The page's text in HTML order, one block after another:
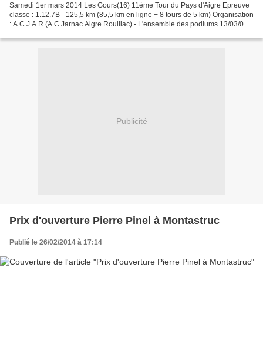
Samedi 1er mars 2014 Les Gours(16) 11ème Tour du Pays d'Aigre Epreuve
classe : 1.12.7B - 125,5 km (85,5 km en ligne + 8 tours de 5 km) Organisation
: A.C.J.A.R (A.C.Jarnac Aigre Rouillac) - L'ensemble des podiums 13/03/04 :
Publicité
Prix d'ouverture Pierre Pinel à Montastruc
Publié le 26/02/2014 à 17:14